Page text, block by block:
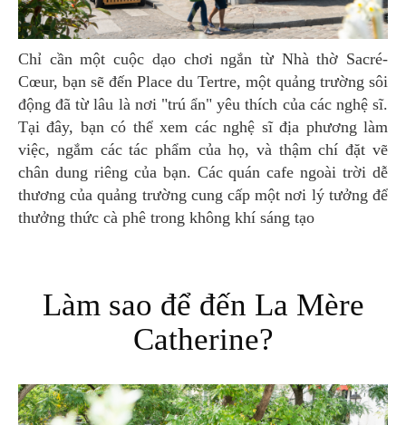
Chỉ cần một cuộc dạo chơi ngắn từ Nhà thờ Sacré-
Cœur, bạn sẽ đến Place du Tertre, một quảng trường sôi
động đã từ lâu là nơi "trú ẩn" yêu thích của các nghệ sĩ.
Tại đây, bạn có thể xem các nghệ sĩ địa phương làm
việc, ngắm các tác phẩm của họ, và thậm chí đặt vẽ
chân dung riêng của bạn. Các quán cafe ngoài trời dễ
thương của quảng trường cung cấp một nơi lý tưởng để
thưởng thức cà phê trong không khí sáng tạo
Làm sao để đến La Mère
Catherine?